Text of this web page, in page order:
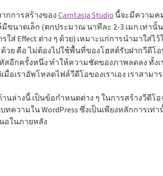
ากการสร้างของ Camtasia Studio นี้จะมีความค
ขนาดเล็ก (ตกประมาณ นาทีละ 2-3 เมก.เท่านั้
ใส่ Effect ต่าง ๆ ด้วย) เหมาะแก่การนำมาใส่ไว้
ด้วย คือ ไม่ต้องไปใช้พื้นที่ของโฮสต์รับฝากวีดีโอ
สอีกครั้งหนึ่ง ทำให้ความชัดของภาพลดลง ทั้งเ
มื่อเราอัพโหลดไฟล์วีดีโอของเราเอง เราสาม
นล่างนี้ เป็นข้อกำหนดต่าง ๆ ในการสร้างวีดีโอ
ทความใน WordPress ซึ่งเป็นเพียงหลักการเ
อในภายหลัง